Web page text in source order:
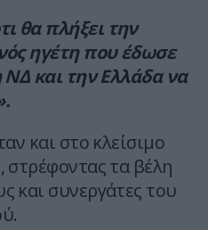
θα πλήξει την
ηγέτη που έδωσε
ΝΔ και την Ελλάδα να
και στο κλείσιμο
τα βέλη
και συνεργάτες του